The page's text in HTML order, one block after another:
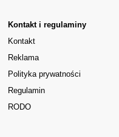
Kontakt i regulaminy
Kontakt
Reklama
Polityka prywatności
Regulamin
RODO